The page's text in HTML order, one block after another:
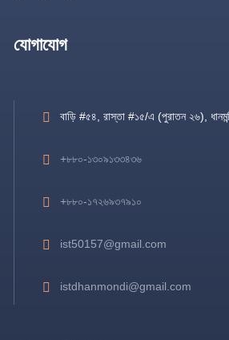
যোগাযোগ
বাড়ি #৫৪, রাস্তা #১৫/এ (পুরাতন ২৬),
+৮৮০-১৩০৯১৩৩৪৩৬
+৮৮০-১৭২৬৯৩৭৯১০
ist50157@gmail.com
istdhanmondi@gmail.com